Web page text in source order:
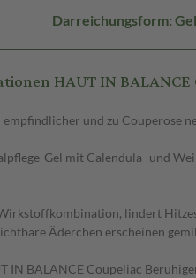
Darreichungsform: Gel
HAUT IN BALANCE
und zu Couperose
Gel mit Calendula- und
lindert
Äderchen erscheinen
BALANCE Coupeliac